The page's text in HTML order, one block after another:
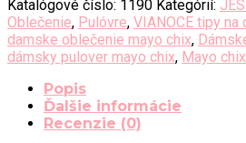
Katalógové číslo: 1190 Kategórií:
Oblečenie, Pulóvre, VIANOCE tipy na
damske oblečenie mayo chix,
dámsky pulover mayo chix, Mayo chix
Popis
Ďalšie informácie
Recenzie (0)